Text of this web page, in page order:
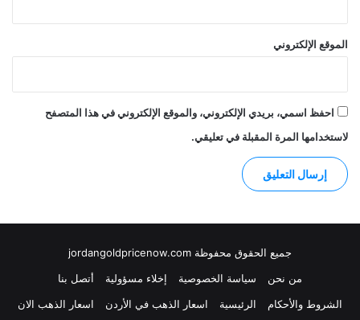
الموقع الإلكتروني
احفظ اسمي، بريدي الإلكتروني، والموقع الإلكتروني في هذا المتصفح
لاستخدامها المرة المقبلة في تعليقي.
جميع الحقوق محفوظة jordangoldpricenow.com
من نحن
سياسة الخصوصية إخلاء مسؤولية
أتصل بنا
الشروط والأحكام
الرئيسية اسعار الذهب في الأردن اسعار الذهب الان